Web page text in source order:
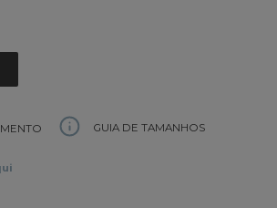
GUIA DE TAMANHOS